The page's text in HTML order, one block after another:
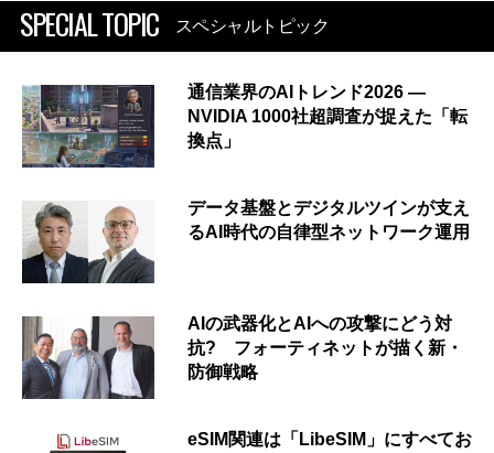
SPECIAL TOPIC スペシャルトピック
通信業界のAIトレンド2026 ―
NVIDIA 1000社超調査が捉えた「転
換点」
データ基盤とデジタルツインが支え
るAI時代の自律型ネットワーク運用
AIの武器化とAIへの攻撃にどう対
抗? フォーティネットが描く新・
防御戦略
eSIM関連は「LibeSIM」にすべてお